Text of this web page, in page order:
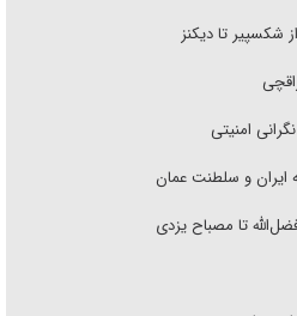
شکسپیر تا دیکنز
امنیتی
ایران و سلطنت عمان
تا مصباح یزدی